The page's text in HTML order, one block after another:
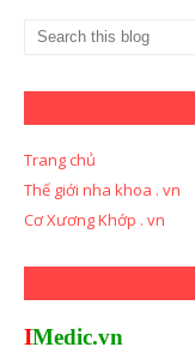
Trang chủ
Thế giới nha khoa . vn
Cơ Xương Khớp . vn
IMedic.vn